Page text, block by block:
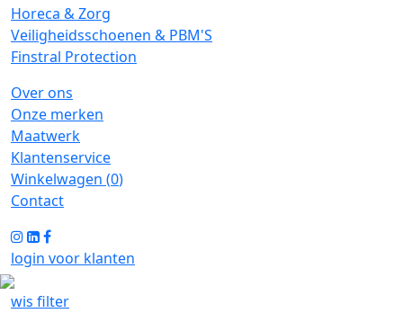
Horeca & Zorg
Veiligheidsschoenen & PBM'S
Finstral Protection
Over ons
Onze merken
Maatwerk
Klantenservice
Winkelwagen (0)
Contact
login voor klanten
wis filter